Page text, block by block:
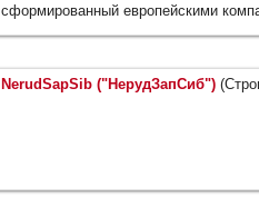
сформированный европейскими
NerudSapSib ("НерудЗапСиб")